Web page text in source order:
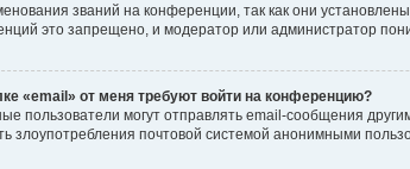
званий на конференции, так как они
это запрещено, и модератор или администратор
«email» от меня требуют войти на конференцию?
пользователи могут отправлять email-сообщения
злоупотребления почтовой системой анонимными